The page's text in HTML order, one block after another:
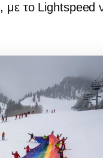
με το Lightspeed